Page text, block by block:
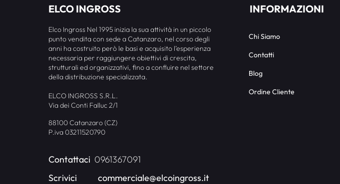
ELCO INGROSS
Elco Ingross Nel 1995 inizia la sua attività in un piccolo
punto vendita con sede a Catanzaro, nel corso degli
anni ha costruito però le basi e acquisito l’esperienza
necessaria per raggiungere obiettivi di crescita,
strutturali ed organizzativi, fino a confluire nel settore
della distribuzione specializzata.
ELCO INGROSS S.R.L.
Via dei Conti Falluc 2/1
88100 Catanzaro (CZ)
P.iva 03211520790
Contattaci 0961367091
Scrivici
commerciale@elcoingross.it
INFORMAZIONI
Chi Siamo
Contatti
Blog
Ordine Cliente